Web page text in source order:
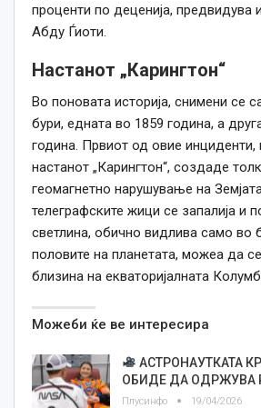
проценти по деценија, предвидува
Абду Ѓиоти.
Настанот „Карингтон“
Во поновата историја, снимени се
бури, едната во 1859 година, а
година . Првиот од овие инциденти,
настанот „Карингтон“, создаде
геомагнетно нарушување на
телеграфските жици се запалија и
светлина, обично видлива само во
половите на планетата, можеа да
близина на екваторијалната
Можеби ќе ве интересира
АСТРОНАУТКАТА
ОБИДЕ ДА ОДРЖУВА
Плусинфо 19/04/2026